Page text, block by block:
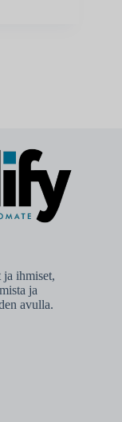
ja ihmiset,
ja
avulla.